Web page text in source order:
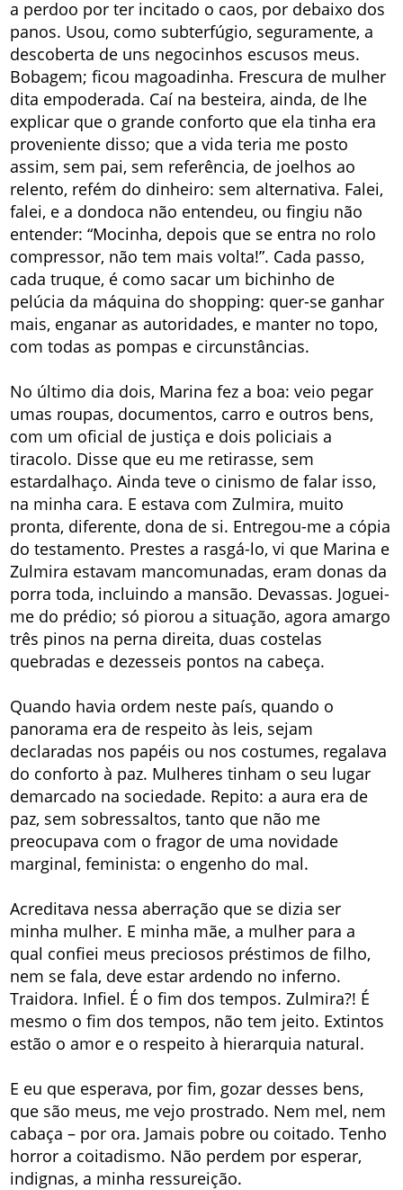
a perdoo por ter incitado o caos, por debaixo dos
panos. Usou, como subterfúgio, seguramente, a
descoberta de uns negocinhos escusos meus.
Bobagem; ficou magoadinha. Frescura de mulher
dita empoderada. Caí na besteira, ainda, de lhe
explicar que o grande conforto que ela tinha era
proveniente disso; que a vida teria me posto
assim, sem pai, sem referência, de joelhos ao
relento, refém do dinheiro: sem alternativa. Falei,
falei, e a dondoca não entendeu, ou fingiu não
entender: “Mocinha, depois que se entra no rolo
compressor, não tem mais volta!”. Cada passo,
cada truque, é como sacar um bichinho de
pelúcia da máquina do shopping: quer-se ganhar
mais, enganar as autoridades, e manter no topo,
com todas as pompas e circunstâncias.
No último dia dois, Marina fez a boa: veio pegar
umas roupas, documentos, carro e outros bens,
com um oficial de justiça e dois policiais a
tiracolo. Disse que eu me retirasse, sem
estardalhaço. Ainda teve o cinismo de falar isso,
na minha cara. E estava com Zulmira, muito
pronta, diferente, dona de si. Entregou-me a cópia
do testamento. Prestes a rasgá-lo, vi que Marina e
Zulmira estavam mancomunadas, eram donas da
porra toda, incluindo a mansão. Devassas. Joguei-
me do prédio; só piorou a situação, agora amargo
três pinos na perna direita, duas costelas
quebradas e dezesseis pontos na cabeça.
Quando havia ordem neste país, quando o
panorama era de respeito às leis, sejam
declaradas nos papéis ou nos costumes, regalava
do conforto à paz. Mulheres tinham o seu lugar
demarcado na sociedade. Repito: a aura era de
paz, sem sobressaltos, tanto que não me
preocupava com o fragor de uma novidade
marginal, feminista: o engenho do mal.
Acreditava nessa aberração que se dizia ser
minha mulher. E minha mãe, a mulher para a
qual confiei meus preciosos préstimos de filho,
nem se fala, deve estar ardendo no inferno.
Traidora. Infiel. É o fim dos tempos. Zulmira?! É
mesmo o fim dos tempos, não tem jeito. Extintos
estão o amor e o respeito à hierarquia natural.
E eu que esperava, por fim, gozar desses bens,
que são meus, me vejo prostrado. Nem mel, nem
cabaça – por ora. Jamais pobre ou coitado. Tenho
horror a coitadismo. Não perdem por esperar,
indignas, a minha ressureição.